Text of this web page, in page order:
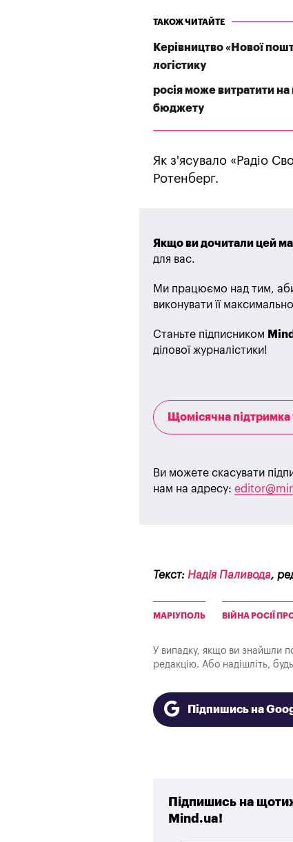
ТАКОЖ ЧИТАЙТЕ
Керівництво «Нової
логістику
росія може витратити
бюджету
Як з'ясувало «Радіо
Ротенберг.
Якщо ви дочитали цей
для вас.
Ми працюємо над тим, аби
виконувати її
Станьте підписником Mind
ділової журналістики!
Щомісячна підтримка
Ви можете скасувати
нам на адресу:
Текст: Надія Паливода,
МАРІУПОЛЬ ВІЙНА РОСІЇ
У випадку, якщо ви знайшли
редакцію. Або надішліть,
Підпишись на
Підпишись на
Mind.ua!